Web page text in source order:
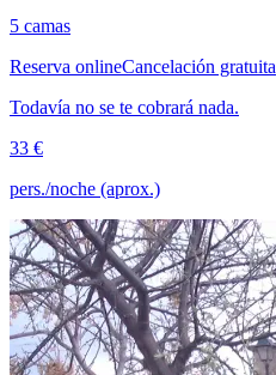
5 camas
Reserva onlineCancelación gratuita
Todavía no se te cobrará nada.
33 €
pers./noche (aprox.)